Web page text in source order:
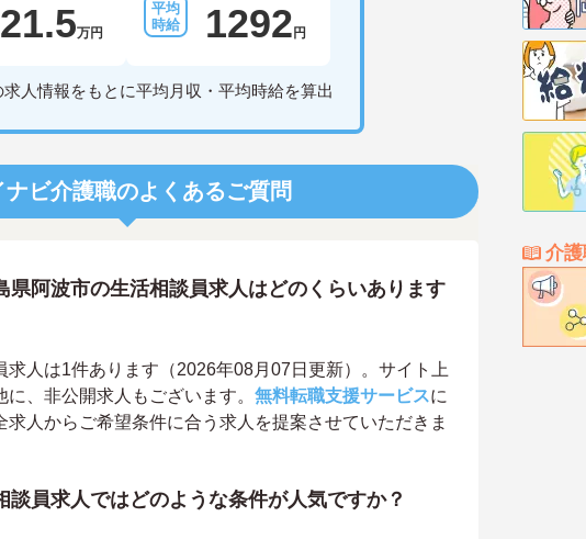
介
21.5万円 1292 円
人情報をもとに平均月収・平均時給を算出
ナビ介護職のよくあるご質問
県阿波市の生活相談員求人はどのくらいあります
求人は1件あります（2026年08月07日更新）。サイト上
、非公開求人もございます。 無料転職支援サービスに
求人からご希望条件に合う求人を提案させていただきま
談員求人ではどのような条件が人気ですか？